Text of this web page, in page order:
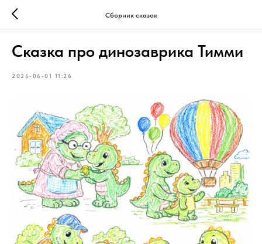
Сборник сказок
Сказка про динозаврика Тимми
2026-06-01 11:26